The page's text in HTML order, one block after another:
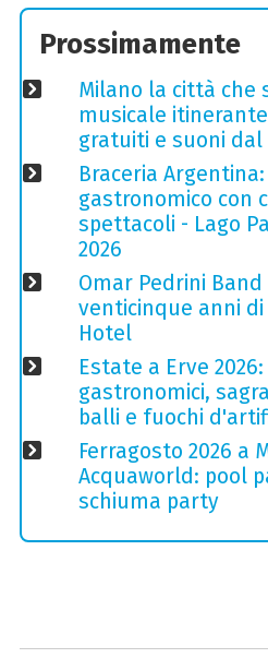
Prossimamente
Milano la città che
musicale
gratuiti e suoni dal
Braceria
gastronomico con
spettacoli - Lago
2026
Omar Pedrini
venticinque anni di
Hotel
Estate a Erve
gastronomici,
balli e fuochi
Ferragosto 2026 a
Acquaworld: pool
schiuma party